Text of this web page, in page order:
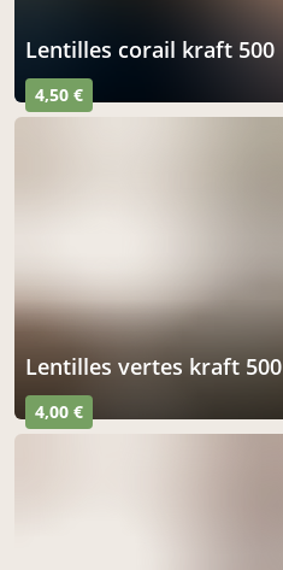
lentilles corail kraft 500
4,50 €
lentilles vertes kraft 500
4,00 €